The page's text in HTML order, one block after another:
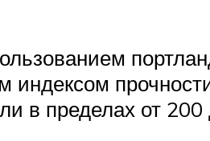
индексом
в пределах от